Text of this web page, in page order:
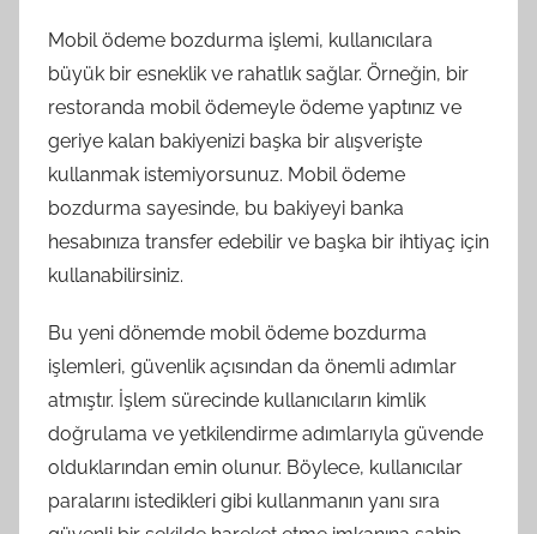
Mobil ödeme bozdurma işlemi, kullanıcılara
büyük bir esneklik ve rahatlık sağlar. Örneğin, bir
restoranda mobil ödemeyle ödeme yaptınız ve
geriye kalan bakiyenizi başka bir alışverişte
kullanmak istemiyorsunuz. Mobil ödeme
bozdurma sayesinde, bu bakiyeyi banka
hesabınıza transfer edebilir ve başka bir ihtiyaç için
kullanabilirsiniz.
Bu yeni dönemde mobil ödeme bozdurma
işlemleri, güvenlik açısından da önemli adımlar
atmıştır. İşlem sürecinde kullanıcıların kimlik
doğrulama ve yetkilendirme adımlarıyla güvende
olduklarından emin olunur. Böylece, kullanıcılar
paralarını istedikleri gibi kullanmanın yanı sıra